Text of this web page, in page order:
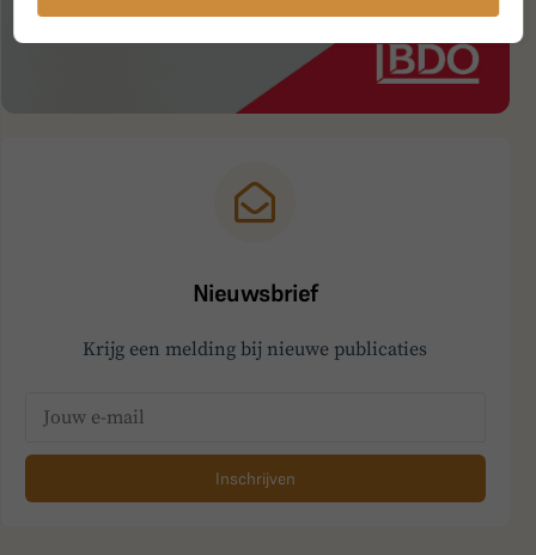
Nieuwsbrief
Krijg een melding bij nieuwe publicaties
Inschrijven